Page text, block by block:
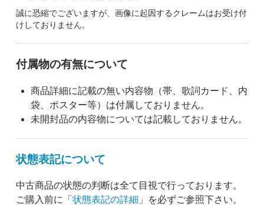
誠に恐縮でございますが、画像に起因するクレームはお受け付
けしておりません。
付属物の有無について
商品詳細に記載の無い内容物（帯、歌詞カード、内
袋、ポスター等）は付属しておりません。
未開封品の内容物については記載しておりません。
状態表記について
中古商品の状態の判断は全て目視で行っております。
ご購入前に「 状態表記の詳細 」を必ずご参照下さい。